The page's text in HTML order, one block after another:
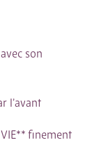
son
l’avant
VIE** finement